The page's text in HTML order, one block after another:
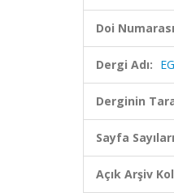
Doi
Dergi Adı:
Derginin
Sayfa
Açık Arşiv